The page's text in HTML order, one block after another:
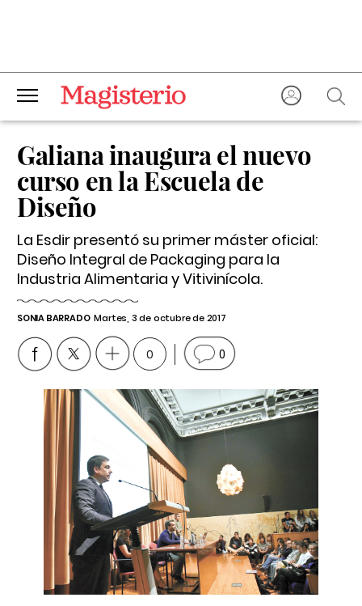
Galiana inaugura el nuevo
curso en la Escuela de
Diseño
La Esdir presentó su primer máster oficial:
Diseño Integral de Packaging para la
Industria Alimentaria y Vitivinícola.
SONIA BARRADO Martes, 3 de octubre de 2017
0 0